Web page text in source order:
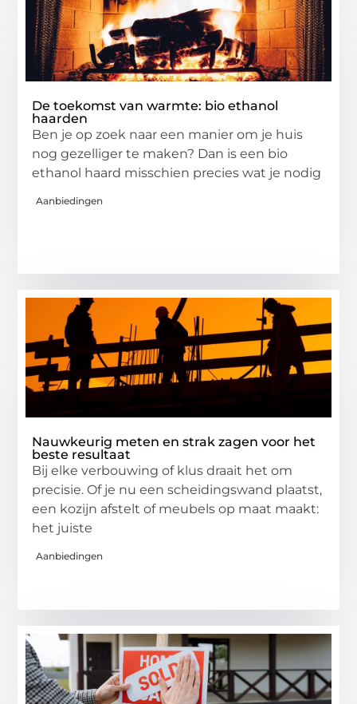
De toekomst van warmte: bio ethanol
haarden
Ben je op zoek naar een manier om je huis
nog gezelliger te maken? Dan is een bio
ethanol haard misschien precies wat je nodig
Aanbiedingen
Nauwkeurig meten en strak zagen voor het
beste resultaat
Bij elke verbouwing of klus draait het om
precisie. Of je nu een scheidingswand plaatst,
een kozijn afstelt of meubels op maat maakt:
het juiste
Aanbiedingen